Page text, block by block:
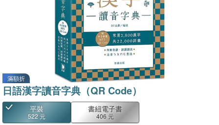
滿額折
日語漢字讀音字典（QR Code）
平裝
522 元
書紐電子書
406 元